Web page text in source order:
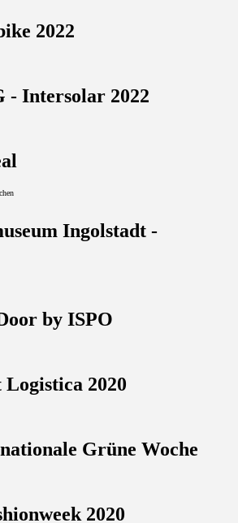
2022
- Intersolar 2022
Ingolstadt -
by ISPO
2020
Grüne Woche
2020